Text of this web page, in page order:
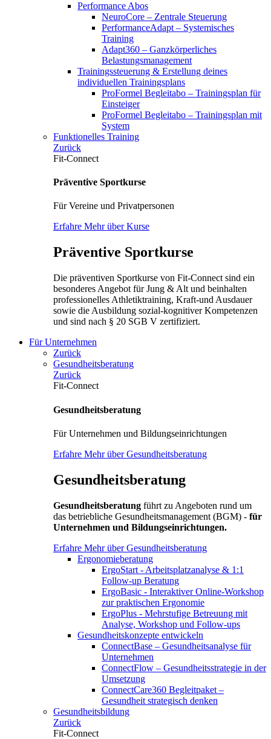
Performance Abos
NeuroCore – Zentrale Steuerung
PerformanceAdapt – Systemisches
Training
Adapt360 – Ganzkörperliches
Belastungsmanagement
Trainingssteuerung & Erstellung deines
individuellen Trainingsplans
ProFormel Begleitabo – Trainingsplan für
Einsteiger
ProFormel Begleitabo – Trainingsplan mit
System
Funktionelles Training
Zurück
Fit-Connect
Präventive Sportkurse
Für Vereine und Privatpersonen
Erfahre Mehr über Kurse
Präventive Sportkurse
Die präventiven Sportkurse von Fit-Connect sind ein
besonderes Angebot für Jung & Alt und beinhalten
professionelles Athletiktraining, Kraft-und Ausdauer
sowie die Ausbildung sozial-kognitiver Kompetenzen
und sind nach § 20 SGB V zertifiziert.
Für Unternehmen
Zurück
Gesundheitsberatung
Zurück
Fit-Connect
Gesundheitsberatung
Für Unternehmen und Bildungseinrichtungen
Erfahre Mehr über Gesundheitsberatung
Gesundheitsberatung
Gesundheitsberatung führt zu Angeboten rund um
das betriebliche Gesundheitsmanagement (BGM) - für
Unternehmen und Bildungseinrichtungen.
Erfahre Mehr über Gesundheitsberatung
Ergonomieberatung
ErgoStart - Arbeitsplatzanalyse & 1:1
Follow-up Beratung
ErgoBasic - Interaktiver Online-Workshop
zur praktischen Ergonomie
ErgoPlus - Mehrstufige Betreuung mit
Analyse, Workshop und Follow-ups
Gesundheitskonzepte entwickeln
ConnectBase – Gesundheitsanalyse für
Unternehmen
ConnectFlow – Gesundheitsstrategie in der
Umsetzung
ConnectCare360 Begleitpaket –
Gesundheit strategisch denken
Gesundheitsbildung
Zurück
Fit-Connect